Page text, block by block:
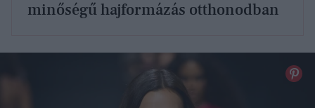
minőségű hajformázás otthonodban